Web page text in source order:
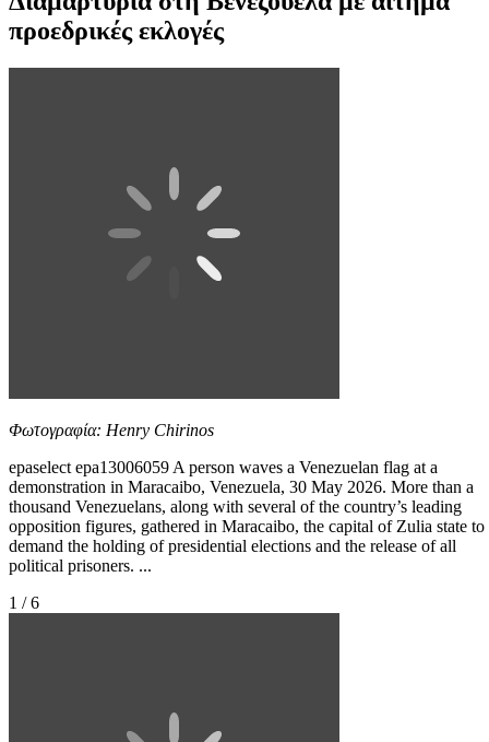
προεδρικές εκλογές
Φωτογραφία: Henry Chirinos
epaselect epa13006059 A person waves a Venezuelan flag at a
demonstration in Maracaibo, Venezuela, 30 May 2026. More than a
thousand Venezuelans, along with several of the country’s leading
opposition figures, gathered in Maracaibo, the capital of Zulia state to
demand the holding of presidential elections and the release of all
political prisoners. ...
1 / 6